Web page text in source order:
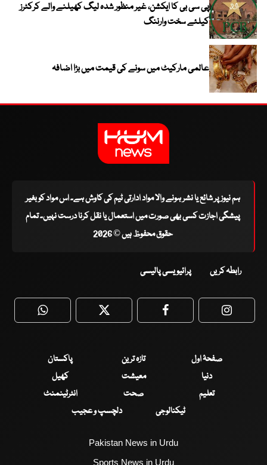
پی سی بی کا ایکشن، غیر منظور شدہ لیگ کھیلنے والے کرکٹرز
کیلئے سخت وارننگ
عالمی مارکیٹ میں سونے کی قیمت میں بڑا اضافہ
ہم نیوز پر شائع یا نشر ہونے والا مواد ادارتی ٹیم کی کاوش ہے۔ اس مواد کو بغیر
پیشگی اجازت کسی بھی صورت میں استعمال یا نقل کرنا درست نہیں۔ تمام
حقوق محفوظ ہیں © 2026
رابطہ کریں پرائیویسی پالیسی
WhatsApp Twitter Facebook
صفحۂ اول تازہ ترین
پاکستان
دنیا
معیشت
کھیل
تعلیم
صحت
انٹرٹینمنٹ
ٹیکنالوجی
دلچسپ و عجیب
Pakistan News in Urdu
Sports News in Urdu